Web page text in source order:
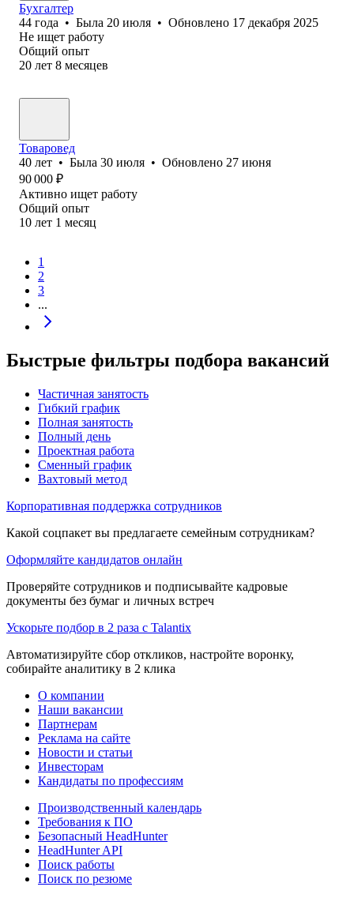
Бухгалтер
44 года • Была 20 июля • Обновлено 17 декабря 2025
Не ищет работу
Общий опыт
20 лет 8 месяцев
Товаровед
40 лет • Была 30 июля • Обновлено 27 июня
90 000 ₽
Активно ищет работу
Общий опыт
10 лет 1 месяц
1
2
3
...
Быстрые фильтры подбора вакансий
Частичная занятость
Гибкий график
Полная занятость
Полный день
Проектная работа
Сменный график
Вахтовый метод
Корпоративная поддержка сотрудников
Какой соцпакет вы предлагаете семейным сотрудникам?
Оформляйте кандидатов онлайн
Проверяйте сотрудников и подписывайте кадровые
документы без бумаг и личных встреч
Ускорьте подбор в 2 раза с Talantix
Автоматизируйте сбор откликов, настройте воронку,
собирайте аналитику в 2 клика
О компании
Наши вакансии
Партнерам
Реклама на сайте
Новости и статьи
Инвесторам
Кандидаты по профессиям
Производственный календарь
Требования к ПО
Безопасный HeadHunter
HeadHunter API
Поиск работы
Поиск по резюме